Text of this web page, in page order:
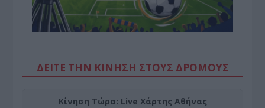
ΔΕΙΤΕ ΤΗΝ ΚΙΝΗΣΗ ΣΤΟΥΣ ΔΡΌΜΟΥΣ
Κίνηση Τώρα: Live Χάρτης Αθήνας